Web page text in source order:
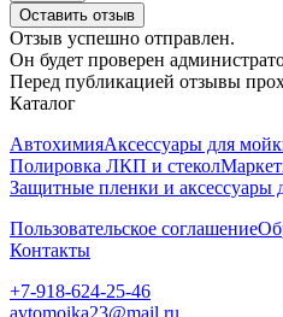
Оставить отзыв
Отзыв успешно отправлен.
Он будет проверен
Перед публикацией отзывы
Каталог
АвтохимияАксессуары для
Полировка ЛКП и стекол
Защитные пленки и аксессуары
Пользовательское соглашение
Контакты
+7-918-624-25-46
avtomoika23@mail.ru